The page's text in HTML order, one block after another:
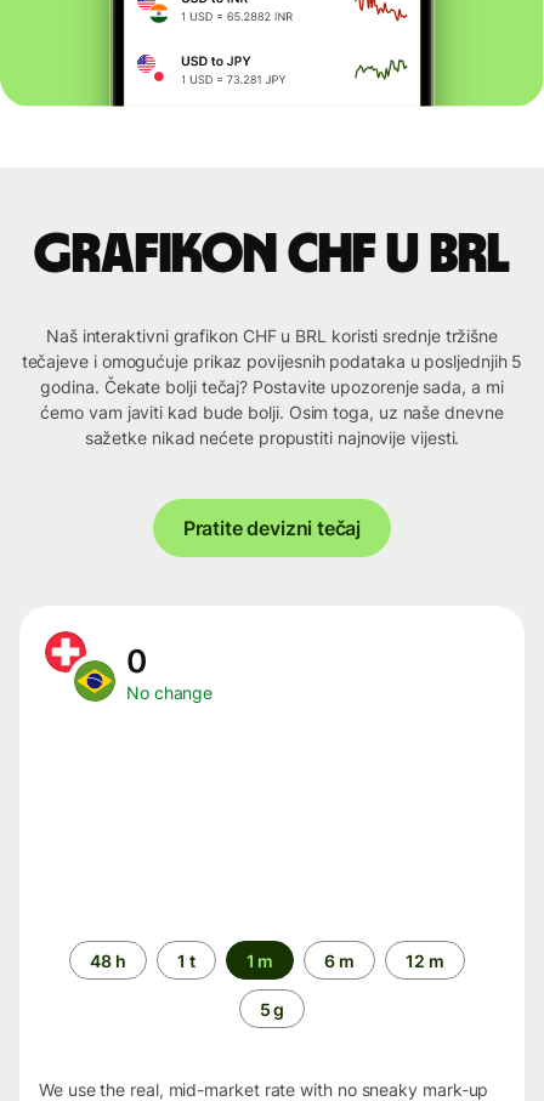
Grafikon CHF u BRL
Naš interaktivni grafikon CHF u BRL koristi srednje tržišne
tečajeve i omogućuje prikaz povijesnih podataka u posljednjih 5
godina. Čekate bolji tečaj? Postavite upozorenje sada, a mi
ćemo vam javiti kad bude bolji. Osim toga, uz naše dnevne
sažetke nikad nećete propustiti najnovije vijesti.
Pratite devizni tečaj
0
No change
Time
period
48 h 1 t 1 m 6 m 12 m
5 g
We use the real, mid-market rate with no sneaky mark-up